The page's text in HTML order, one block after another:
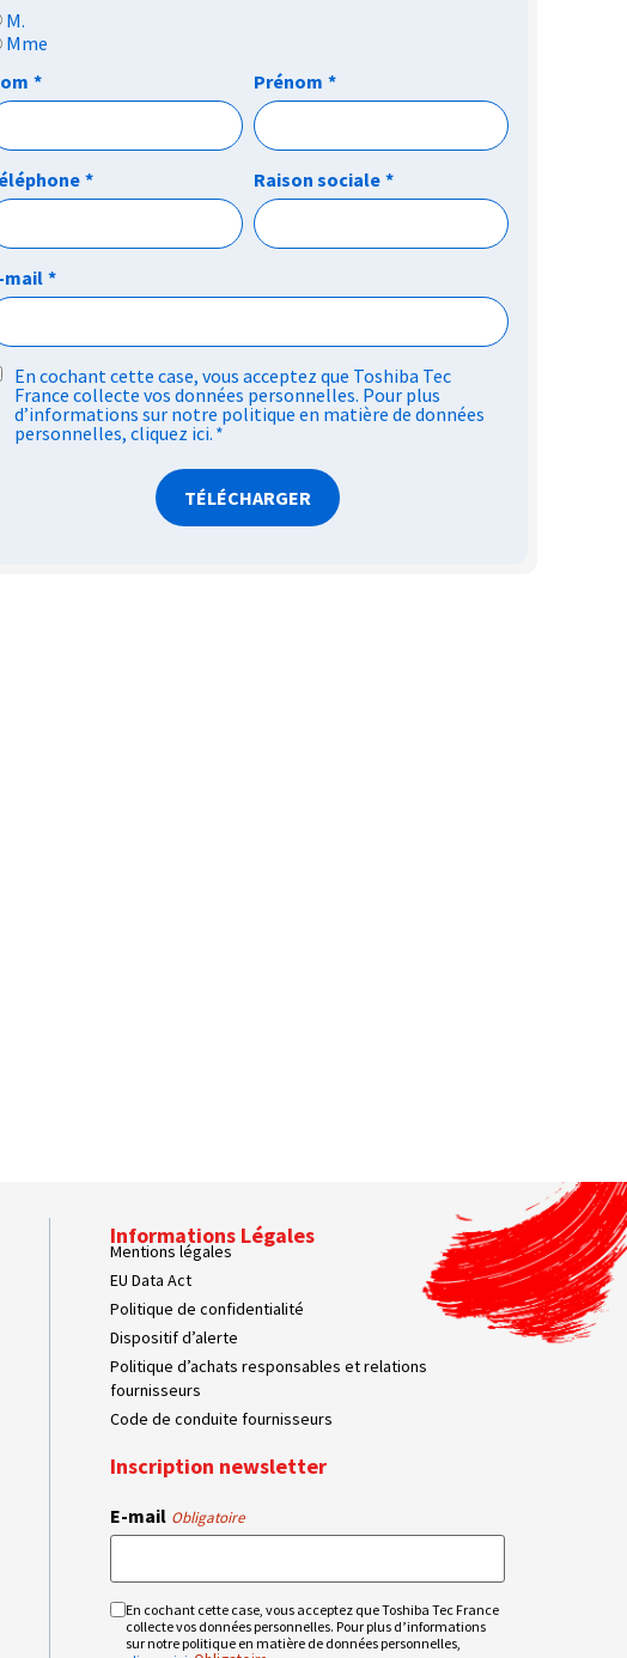
M.
Mme
* Prénom *
* Raison sociale *
mail*
En cochant cette case, vous acceptez que Toshiba Tec
France collecte vos données personnelles. Pour plus
d’informations sur notre politique en matière de données
personnelles, cliquez ici. *
Informations Légales
Mentions légales
EU Data Act
Politique de confidentialité
Dispositif d’alerte
Politique d’achats responsables et relations
fournisseurs
Code de conduite fournisseurs
Inscription newsletter
E-mail Obligatoire
RGPD
Obligatoire
En cochant cette case, vous acceptez que Toshiba Tec France
collecte vos données personnelles. Pour plus d’informations
sur notre politique en matière de données personnelles,